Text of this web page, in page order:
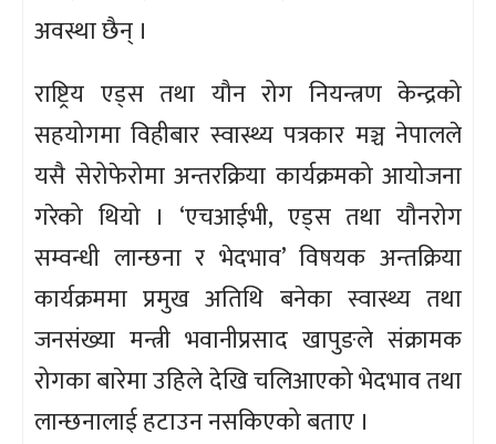
अवस्था छैन् ।
राष्ट्रिय एड्स तथा यौन रोग नियन्त्रण केन्द्रको
सहयोगमा विहीबार स्वास्थ्य पत्रकार मञ्च नेपालले
यसै सेरोफेरोमा अन्तरक्रिया कार्यक्रमको आयोजना
गरेको थियो । ‘एचआईभी, एड्स तथा यौनरोग
सम्वन्धी लान्छना र भेदभाव’ विषयक अन्तक्रिया
कार्यक्रममा प्रमुख अतिथि बनेका स्वास्थ्य तथा
जनसंख्या मन्त्री भवानीप्रसाद खापुङले संक्रामक
रोगका बारेमा उहिले देखि चलिआएको भेदभाव तथा
लान्छनालाई हटाउन नसकिएको बताए ।